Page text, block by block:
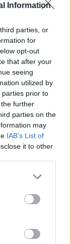
Information
parties, or
for
opt-out
that after your
seeing
utilized by
parties prior to
further
parties on the
may
IAB’s List of
it to other
more Google
may click to
party tags to
below Google
σε
Εύκολη
2